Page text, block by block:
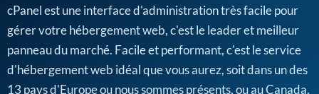
cPanel est une interface d'administration très facile pour
gérer votre hébergement web, c'est le leader et meilleur
panneau du marché. Facile et performant, c'est le service
d'hébergement web idéal que vous aurez, soit dans un des
13 pays d'Europe ou nous sommes présents, ou au Canada,